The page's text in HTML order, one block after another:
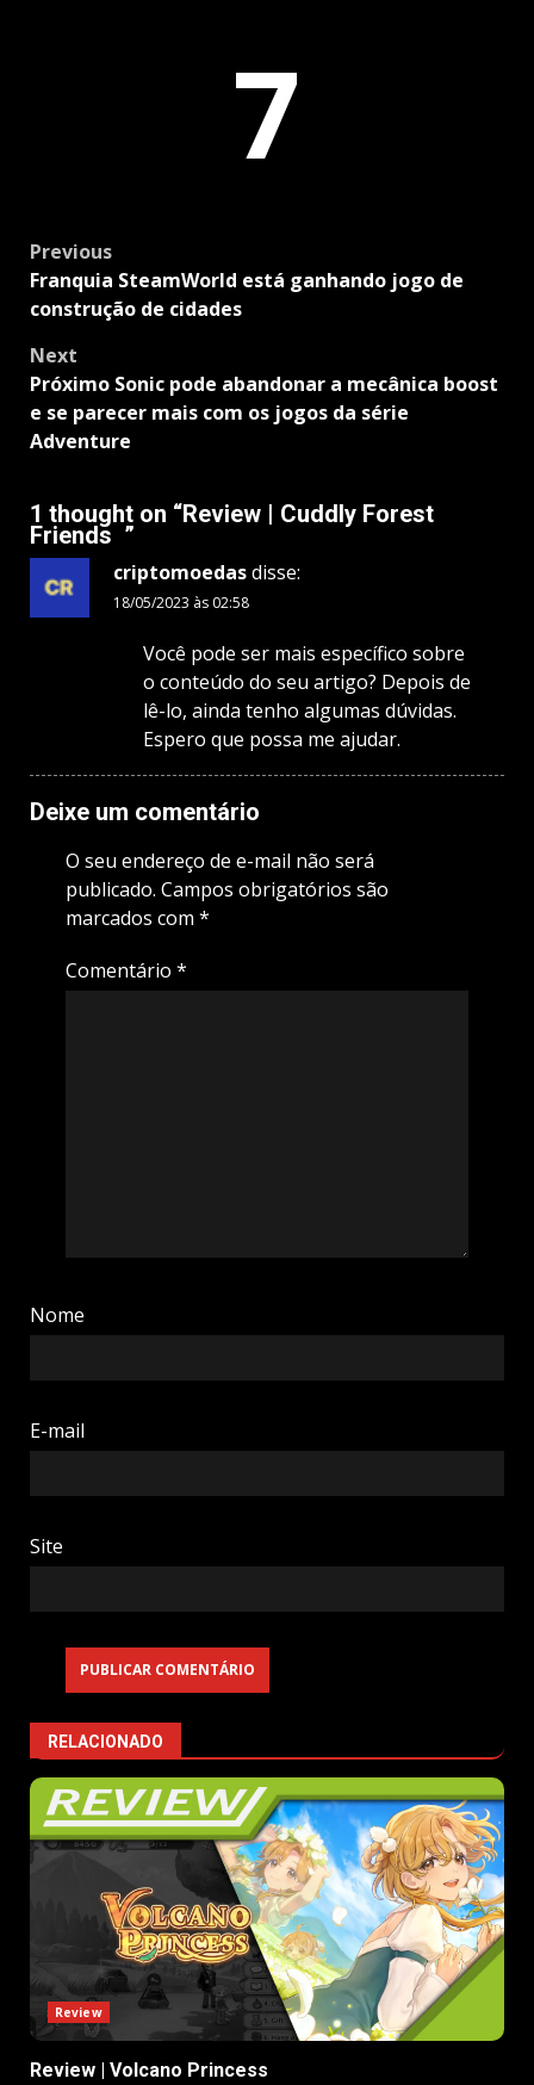
7
Post
navigation
Previous
Franquia SteamWorld está ganhando jogo de
construção de cidades
Next
Próximo Sonic pode abandonar a mecânica boost
e se parecer mais com os jogos da série
Adventure
1 thought on “Review | Cuddly Forest
Friends ”
criptomoedasdisse:
18/05/2023 às 02:58
Você pode ser mais específico sobre
o conteúdo do seu artigo? Depois de
lê-lo, ainda tenho algumas dúvidas.
Espero que possa me ajudar.
Deixe um comentário
O seu endereço de e-mail não será
publicado. Campos obrigatórios são
marcados com *
Comentário *
Nome
E-mail
Site
RELACIONADO
Review
Review | Volcano Princess